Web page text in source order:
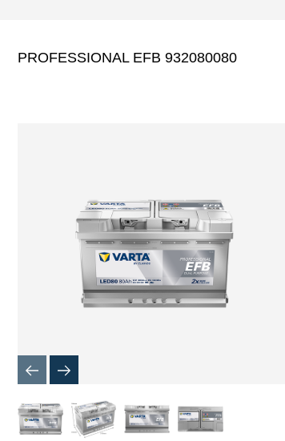
PROFESSIONAL EFB 932080080